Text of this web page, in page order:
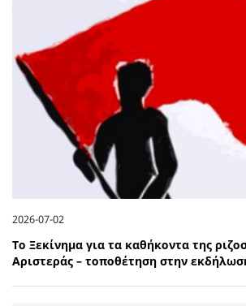
2026-07-02
Το Ξεκίνημα για τα καθήκοντα της
Αριστεράς – τοποθέτηση στην